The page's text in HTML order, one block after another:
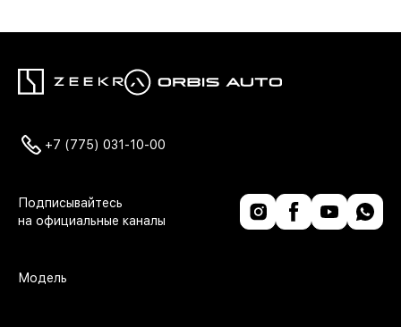
+7 (775) 031-10-00
Модель